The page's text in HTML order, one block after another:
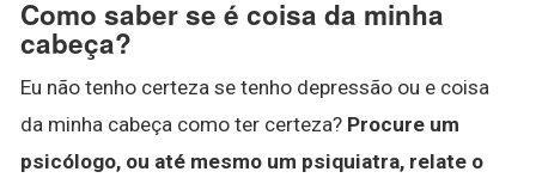
Como saber se é coisa da minha
cabeça?
Eu não tenho certeza se tenho depressão ou e coisa
da minha cabeça como ter certeza? Procure um
psicólogo, ou até mesmo um psiquiatra, relate o